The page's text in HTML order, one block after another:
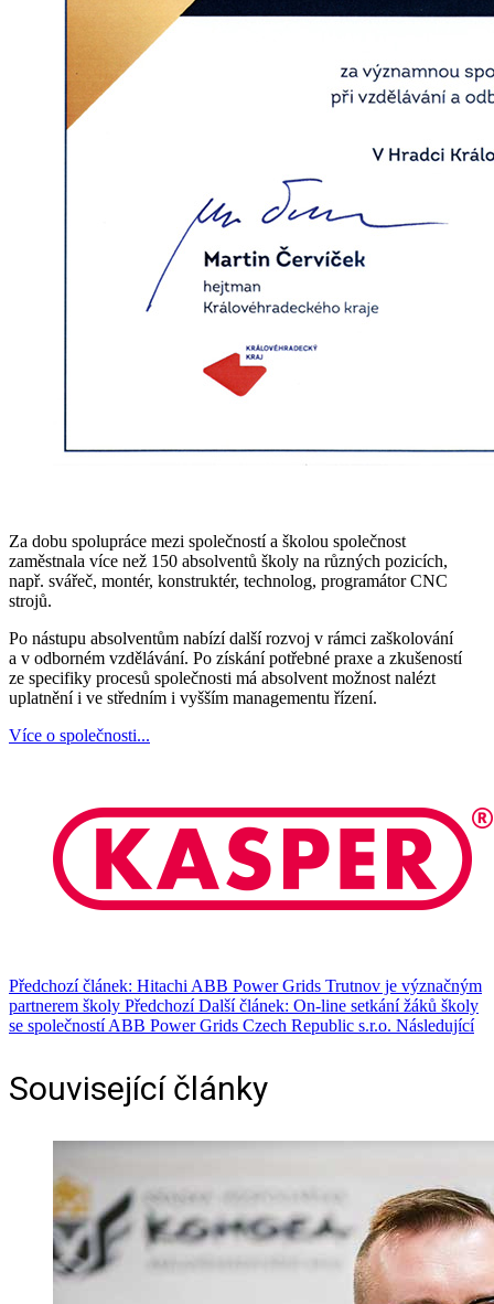
Za dobu spolupráce mezi společností a školou společnost
zaměstnala více než 150 absolventů školy na různých pozicích,
např. svářeč, montér, konstruktér, technolog, programátor CNC
strojů.
Po nástupu absolventům nabízí další rozvoj v rámci zaškolování
a v odborném vzdělávání. Po získání potřebné praxe a zkušeností
ze specifiky procesů společnosti má absolvent možnost nalézt
uplatnění i ve středním i vyšším managementu řízení.
Více o společnosti...
Předchozí článek: Hitachi ABB Power Grids Trutnov je význačným
partnerem školy Předchozí Další článek: On-line setkání žáků školy
se společností ABB Power Grids Czech Republic s.r.o. Následující
Související články